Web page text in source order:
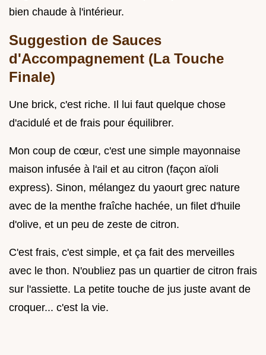
bien chaude à l'intérieur.
Suggestion de Sauces
d'Accompagnement (La Touche
Finale)
Une brick, c'est riche. Il lui faut quelque chose
d'acidulé et de frais pour équilibrer.
Mon coup de cœur, c'est une simple mayonnaise
maison infusée à l'ail et au citron (façon aïoli
express). Sinon, mélangez du yaourt grec nature
avec de la menthe fraîche hachée, un filet d'huile
d'olive, et un peu de zeste de citron.
C'est frais, c'est simple, et ça fait des merveilles
avec le thon. N'oubliez pas un quartier de citron frais
sur l'assiette. La petite touche de jus juste avant de
croquer... c'est la vie.